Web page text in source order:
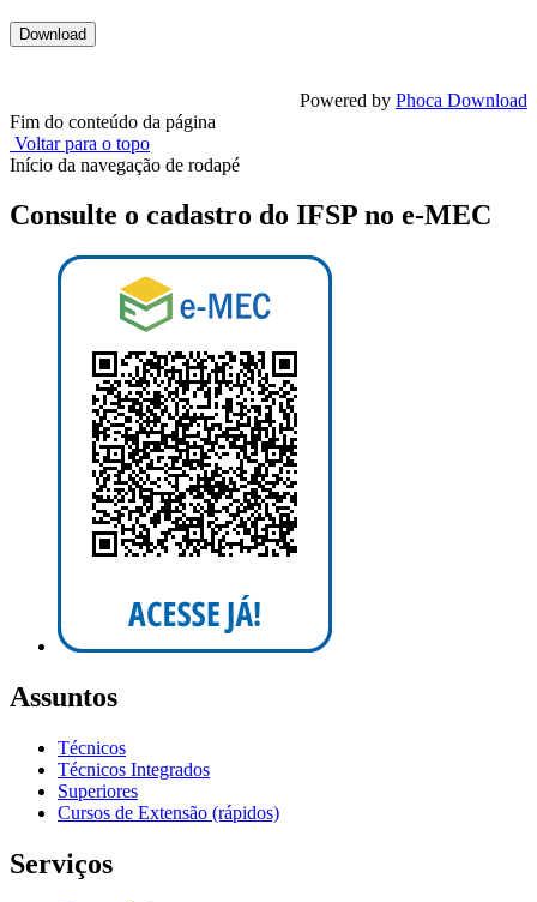
Powered by Phoca Download
Fim do conteúdo da página
Voltar para o topo
Início da navegação de rodapé
Consulte o cadastro do IFSP no e-MEC
Assuntos
Técnicos
Técnicos Integrados
Superiores
Cursos de Extensão (rápidos)
Serviços